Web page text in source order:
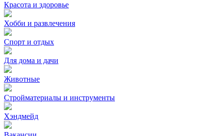
Красота и здоровье
Хобби и развлечения
Спорт и отдых
Для дома и дачи
Животные
Стройматериалы и инструменты
Хэндмейд